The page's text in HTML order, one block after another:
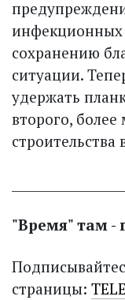
инфекционных
сохранению
ситуации.
удержать
второго,
"Время" там -
страницы: